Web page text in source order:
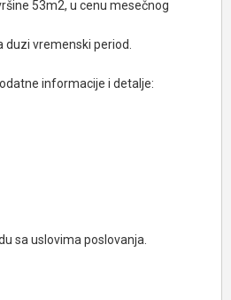
53m2, u cenu mesečnog
duzi vremenski period.
informacije i detalje:
sa uslovima poslovanja.